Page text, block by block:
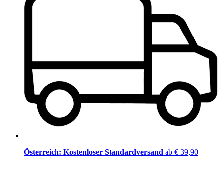
Österreich: Kostenloser Standardversand ab € 39,90